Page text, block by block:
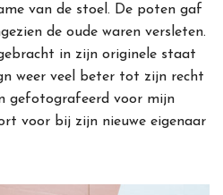
van de stoel. De poten gaf
de oude waren versleten.
in zijn originele staat
weer veel beter tot zijn recht
gefotografeerd voor mijn
voor bij zijn nieuwe eigenaar